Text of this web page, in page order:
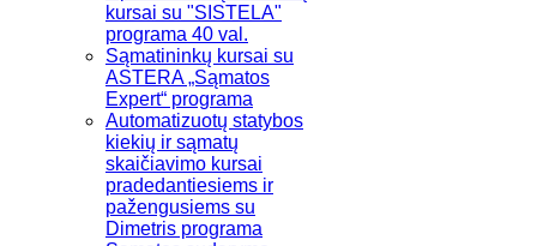
kursai su "SISTELA"
programa 40 val.
Sąmatininkų kursai su
ASTERA „Sąmatos
Expert“ programa
Automatizuotų statybos
kiekių ir sąmatų
skaičiavimo kursai
pradedantiesiems ir
pažengusiems su
Dimetris programa